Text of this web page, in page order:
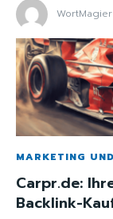
WortMagier
MARKETING
Carpr.de:
Backlink-